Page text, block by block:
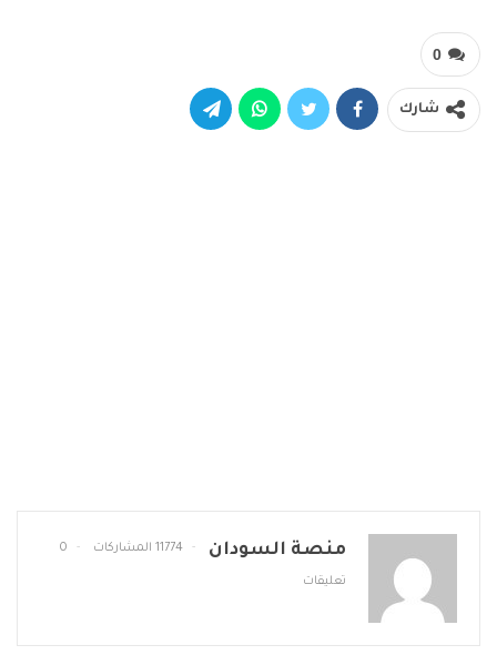
0
شارك
منصة السودان 11774 المشاركات 0
تعليقات